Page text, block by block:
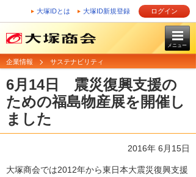
大塚IDとは 大塚ID新規登録 ログイン
メニュー
企業情報 サステナビリティ
6月14日 震災復興支援の
ための福島物産展を開催し
ました
2016年 6月15日
大塚商会では2012年から東日本大震災復興支援